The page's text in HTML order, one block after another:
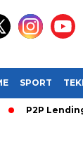
SPORT
Lending